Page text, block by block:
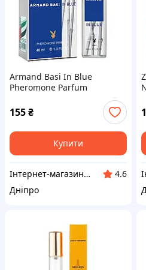
Armand Basi In Blue
Pheromone Parfum
155₴
Купити
Інтернет-магазин "Klever"
4.6
Дніпро